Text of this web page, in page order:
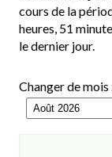
cours de la
heures, 51
le dernier jour.
Changer de mois